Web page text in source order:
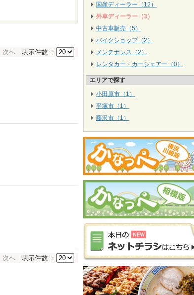
国産ディーラー（12）
外車ディーラー（3）
中古車販売（5）
バイクショップ（2）
メンテナンス（2）
レンタカー・カーシェアー（0）
エリアで探す
小田原市（1）
平塚市（1）
藤沢市（1）
次へ 表示件数 ：
次へ 表示件数 ：